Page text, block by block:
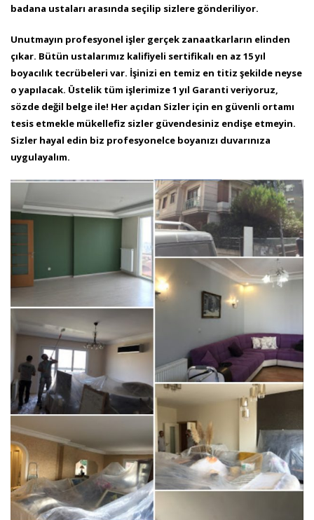
badana ustaları arasında seçilip sizlere gönderiliyor.
Unutmayın profesyonel işler gerçek zanaatkarların elinden
çıkar. Bütün ustalarımız kalifiyeli sertifikalı en az 15 yıl
boyacılık tecrübeleri var. İşinizi en temiz en titiz şekilde neyse
o yapılacak. Üstelik tüm işlerimize 1 yıl Garanti veriyoruz,
sözde değil belge ile! Her açıdan Sizler için en güvenli ortamı
tesis etmekle mükellefiz sizler güvendesiniz endişe etmeyin.
Sizler hayal edin biz profesyonelce boyanızı duvarınıza
uygulayalım.